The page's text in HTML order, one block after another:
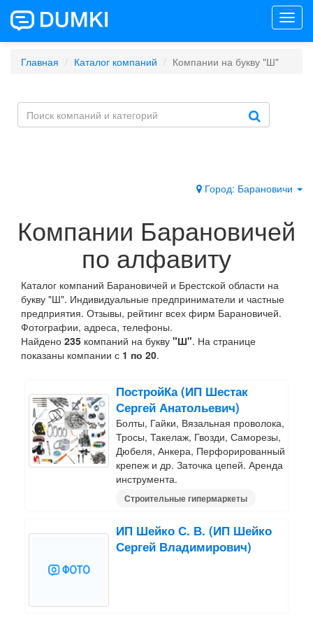
Главная Каталог компаний Компании на букву "Ш"
Город: Барановичи
Компании Барановичей
по алфавиту
Каталог компаний Барановичей и Брестской области на
букву "Ш". Индивидуальные предприниматели и частные
предприятия. Отзывы, рейтинг всех фирм Барановичей.
Фотографии, адреса, телефоны.
Найдено 235 компаний на букву "Ш". На странице
показаны компании с 1 по 20.
ПостройКа (ИП Шестак
Сергей Анатольевич)
Болты, Гайки, Вязальная проволока,
Тросы, Такелаж, Гвозди, Саморезы,
Дюбеля, Анкера, Перфорированный
крепеж и др. Заточка цепей. Аренда
инструмента.
Строительные гипермаркеты
ИП Шейко С. В. (ИП Шейко
Сергей Владимирович)